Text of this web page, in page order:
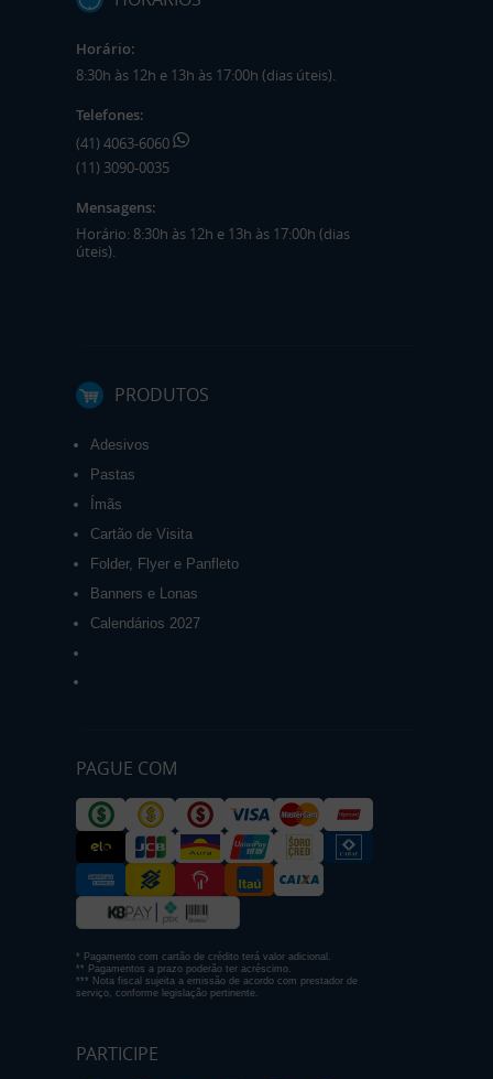
Horário:
8:30h às 12h e 13h às 17:00h (dias úteis).
Telefones:
(41) 4063-6060
(11) 3090-0035
Mensagens:
Horário: 8:30h às 12h e 13h às 17:00h (dias
úteis).
PRODUTOS
Adesivos
Pastas
Ímãs
Cartão de Visita
Folder, Flyer e Panfleto
Banners e Lonas
Calendários 2027
PAGUE COM
* Pagamento com cartão de crédito terá valor adicional.
** Pagamentos a prazo poderão ter acréscimo.
*** Nota fiscal sujeita a emissão de acordo com prestador de
serviço, conforme legislação pertinente.
PARTICIPE